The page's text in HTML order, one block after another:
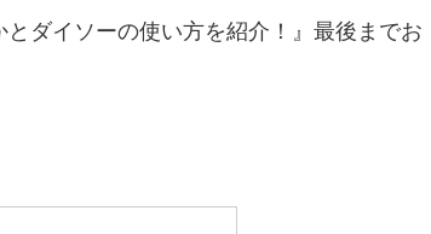
ダイソーの使い方を紹介！』最後までお